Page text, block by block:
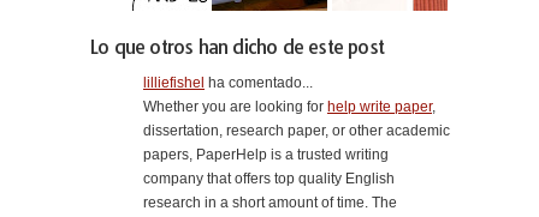
Lo que otros han dicho de este post
lilliefishel
ha comentado...
Whether you are looking for help write paper,
dissertation, research paper, or other academic
papers, PaperHelp is a trusted writing
company that offers top quality English
research in a short amount of time. The